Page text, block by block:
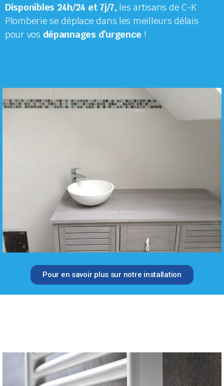
Disponibles 24h/24 et 7j/7, les artisans de C-K
Plomberie se déplace dans les meilleurs délais
pour vos dépannages d’urgence !
Pour en savoir plus sur notre installation